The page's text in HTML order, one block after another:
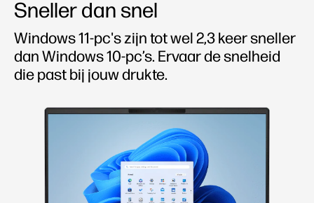
Sneller dan snel
Windows 11-pc's zijn tot wel 2,3 keer sneller
dan Windows 10-pc’s. Ervaar de snelheid
die past bij jouw drukte.